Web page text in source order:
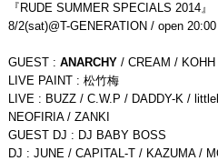
『RUDE SUMMER SPECIALS 2014』
8/2(sat)@T-GENERATION / open 20:00
GUEST : ANARCHY/ CREAM / KOHH
LIVE PAINT : 松竹梅
LIVE : BUZZ / C.W.P / DADDY-K /
NEOFIRIA / ZANKI
GUEST DJ : DJ BABY BOSS
DJ : JUNE / CAPITAL-T / KAZUMA /
YouTube